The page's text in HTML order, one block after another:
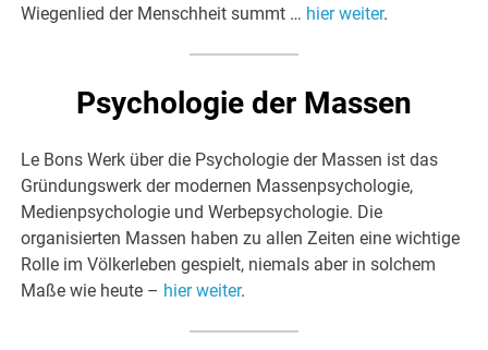
Wiegenlied der Menschheit summt … hier weiter.
Psychologie der Massen
Le Bons Werk über die Psychologie der Massen ist das
Gründungswerk der modernen Massenpsychologie,
Medienpsychologie und Werbepsychologie. Die
organisierten Massen haben zu allen Zeiten eine wichtige
Rolle im Völkerleben gespielt, niemals aber in solchem
Maße wie heute – hier weiter.